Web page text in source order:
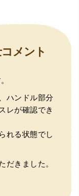
メント
ハンドル部分
レが確認でき
れる状態でし
だきました。